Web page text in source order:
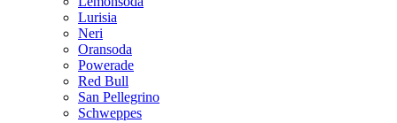
Lurisia
Neri
Oransoda
Powerade
Red Bull
San Pellegrino
Schweppes